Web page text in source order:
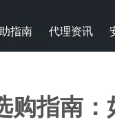
指南 代理资讯
购指南